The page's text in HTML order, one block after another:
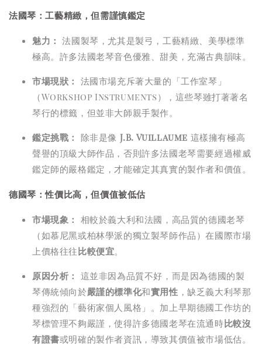
法國琴：工藝精緻，但需謹慎鑑定
魅力： 法國製琴，尤其是製弓，工藝精緻、美學標準
極高。許多法國老琴音色優雅、甜美，充滿古典韻味。
市場現狀： 法國市場充斥著大量的「工作室琴」
（Workshop Instruments），這些琴雖打著著名
琴行的標籤，但並非大師親手製作。
鑑定挑戰： 除非是像 J.B. Vuillaume 這樣擁有極高
聲譽的頂級大師作品，否則許多法國老琴需要經過權威
鑑定師的嚴格鑑定，才能確定其真實的製作者和價值。
德國琴：性價比高，但價值被低估
市場現象： 相較於義大利和法國，高品質的德國老琴
（如慕尼黑或柏林學派的獨立製琴師作品）在國際市場
上價格往往比較便宜。
原因分析： 這並非因為品質不好，而是因為德國的製
琴傳統傾向於嚴謹的標準化和實用性 ，缺乏義大利琴那
種強烈的「藝術家個人風格」。加上早期德國工作坊的
琴標管理不夠嚴謹，使得許多德國老琴在流通時比較沒
有證書或明確的製作者資訊，導致其價值被市場低估。